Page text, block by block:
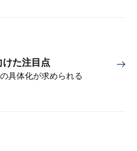
た注目点
具体化が求められる